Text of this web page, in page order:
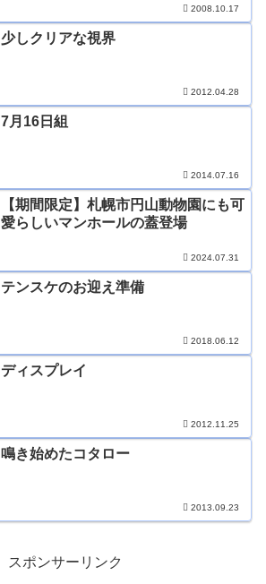
2008.10.17
少しクリアな視界
2012.04.28
7月16日組
2014.07.16
【期間限定】札幌市円山動物園にも可
愛らしいマンホールの蓋登場
2024.07.31
テンスケのお迎え準備
2018.06.12
ディスプレイ
2012.11.25
鳴き始めたコタロー
2013.09.23
スポンサーリンク